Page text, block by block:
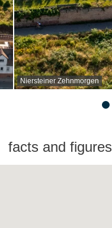
Niersteiner Zehnmorgen
facts and figures